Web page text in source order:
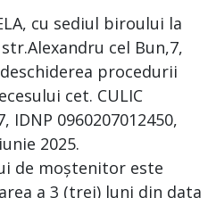
cu sediul biroului la
cel Bun,7,
procedurii
cet. CULIC
IDNP 0960207012450,
2025.
de moștenitor este
a 3 (trei) luni din data